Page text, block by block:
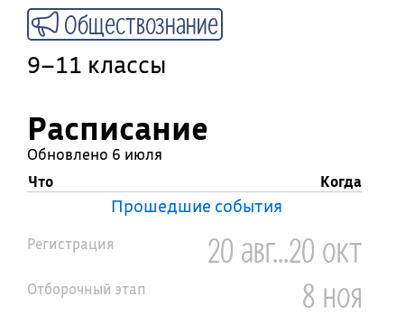
Обществознание
9–11 классы
Расписание
Обновлено 6 июля
Что
Когда
Прошедшие события
Регистрация 20 авг...20 окт
Отборочный этап 8 ноя